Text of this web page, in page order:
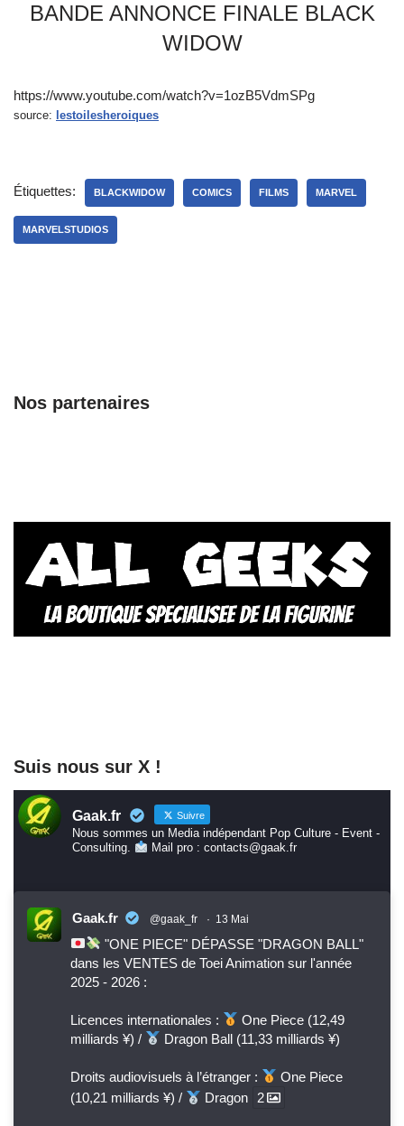
BANDE ANNONCE FINALE BLACK
WIDOW
https://www.youtube.com/watch?v=1ozB5VdmSPg
source: lestoilesheroiques
Étiquettes: BLACKWIDOW COMICS FILMS MARVEL
MARVELSTUDIOS
Nos partenaires
Suis nous sur X !
Gaak.fr Suivre
Nous sommes un Media indépendant Pop Culture - Event -
Consulting.
Mail pro : contacts@gaak.fr
Gaak.fr @gaak_fr · 13 Mai
"ONE PIECE" DÉPASSE "DRAGON BALL"
dans les VENTES de Toei Animation sur l'année
2025 - 2026 :
Licences internationales :
One Piece (12,49
milliards ¥) /
Dragon Ball (11,33 milliards ¥)
Droits audiovisuels à l’étranger :
One Piece
(10,21 milliards ¥) /
Dragon 2